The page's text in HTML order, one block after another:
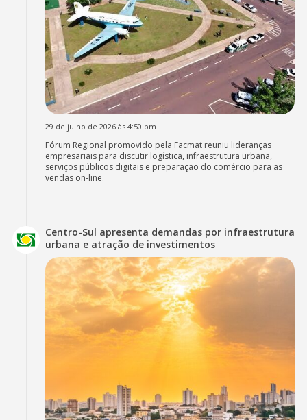
29 de julho de 2026 às 4:50 pm
Fórum Regional promovido pela Facmat reuniu lideranças
empresariais para discutir logística, infraestrutura urbana,
serviços públicos digitais e preparação do comércio para as
vendas on-line.
Centro-Sul apresenta demandas por infraestrutura
urbana e atração de investimentos